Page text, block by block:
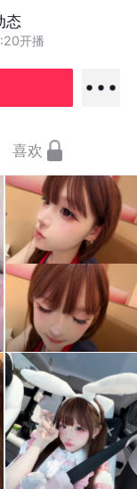
态
开播
喜欢
新睫
毛….